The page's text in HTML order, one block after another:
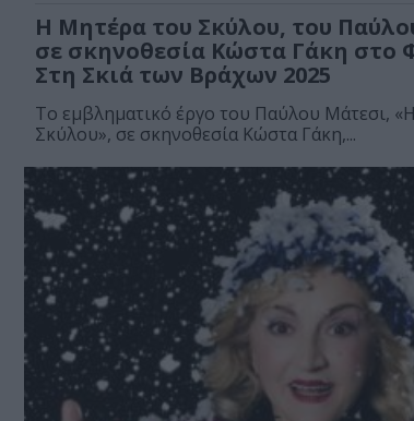
Η Μητέρα του Σκύλου, του
σε σκηνοθεσία Κώστα Γάκη στο
Στη Σκιά των Βράχων 2025
Το εμβληματικό έργο του Παύλου Μάτεσι,
Σκύλου», σε σκηνοθεσία Κώστα Γάκη,...